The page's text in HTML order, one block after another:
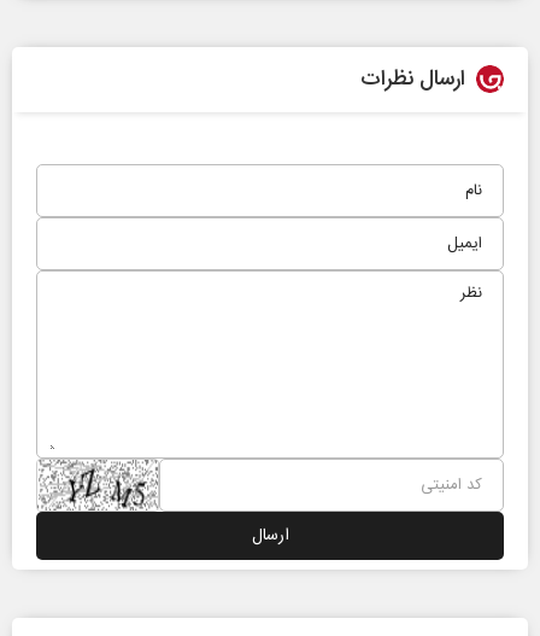
ارسال نظرات